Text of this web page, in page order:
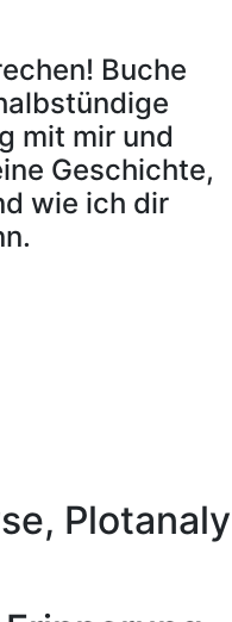
Buche
mit mir und
Geschichte,
wie ich dir